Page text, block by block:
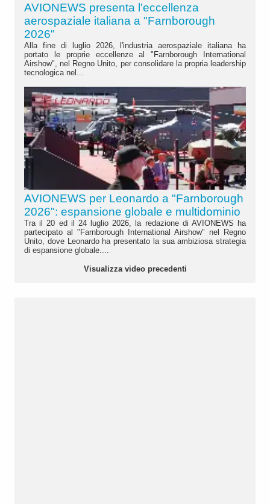
AVIONEWS presenta l'eccellenza
aerospaziale italiana a "Farnborough
2026"
Alla fine di luglio 2026, l'industria aerospaziale italiana ha
portato le proprie eccellenze al "Farnborough International
Airshow", nel Regno Unito, per consolidare la propria leadership
tecnologica nel...
AVIONEWS per Leonardo a "Farnborough
2026": espansione globale e multidominio
Tra il 20 ed il 24 luglio 2026, la redazione di AVIONEWS ha
partecipato al "Farnborough International Airshow" nel Regno
Unito, dove Leonardo ha presentato la sua ambiziosa strategia
di espansione globale....
Visualizza video precedenti